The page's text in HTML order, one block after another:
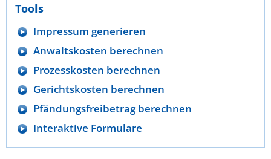
Tools
Impressum generieren
Anwaltskosten berechnen
Prozesskosten berechnen
Gerichtskosten berechnen
Pfändungsfreibetrag berechnen
Interaktive Formulare